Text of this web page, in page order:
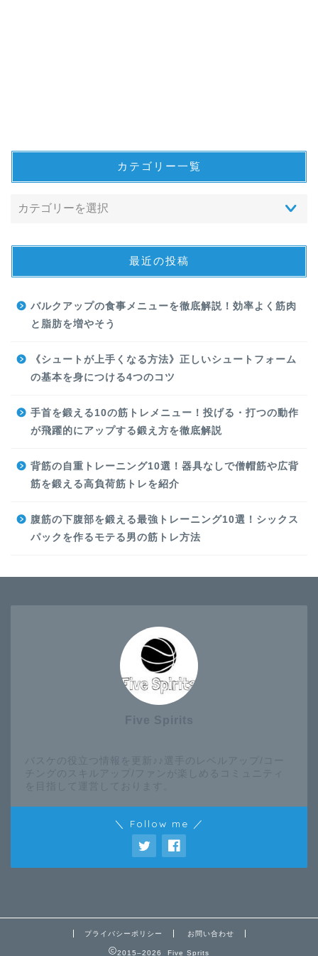
カテゴリー一覧
最近の投稿
バルクアップの食事メニューを徹底解説！効率よく筋肉
と脂肪を増やそう
《シュートが上手くなる方法》正しいシュートフォーム
の基本を身につける4つのコツ
手首を鍛える10の筋トレメニュー！投げる・打つの動作
が飛躍的にアップする鍛え方を徹底解説
背筋の自重トレーニング10選！器具なしで僧帽筋や広背
筋を鍛える高負荷筋トレを紹介
腹筋の下腹部を鍛える最強トレーニング10選！シックス
パックを作るモテる男の筋トレ方法
Five Spirits
バスケの役立つ情報を更新♪♪選手のレベルアップ/コー
チングのスキルアップ/ファンが楽しめるコミュニティ
を目指して運営しております。
＼ Follow me ／
プライバシーポリシー お問い合わせ
2015–2026 Five Sprits